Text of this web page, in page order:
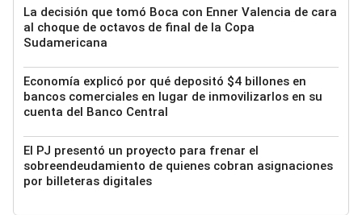
La decisión que tomó Boca con Enner Valencia de cara
al choque de octavos de final de la Copa
Sudamericana
Economía explicó por qué depositó $4 billones en
bancos comerciales en lugar de inmovilizarlos en su
cuenta del Banco Central
El PJ presentó un proyecto para frenar el
sobreendeudamiento de quienes cobran asignaciones
por billeteras digitales